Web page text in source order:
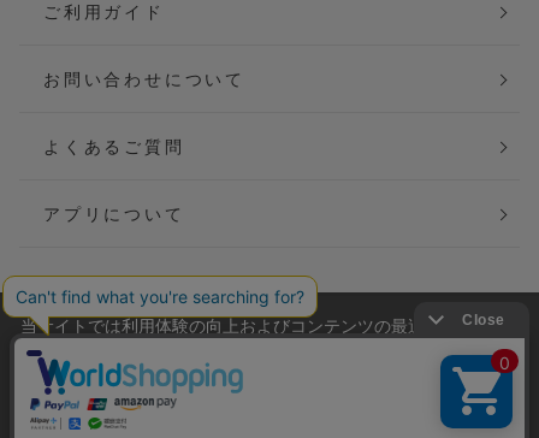
ご利用ガイド
お問い合わせについて
よくあるご質問
アプリについて
会社概要
ご利用規約
当サイトでは利用体験の向上およびコンテンツの最適な提供、ト
ラフィックの分析を目的としてCookieを使用しています。
サイトの閲覧を継続された場合、Cookieの利用に同意したことも
のといたします。
詳細については
をご確認ください。